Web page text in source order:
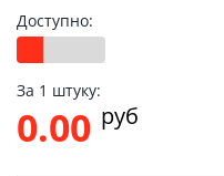
Доступно:
За 1 штуку:
0.00 pуб